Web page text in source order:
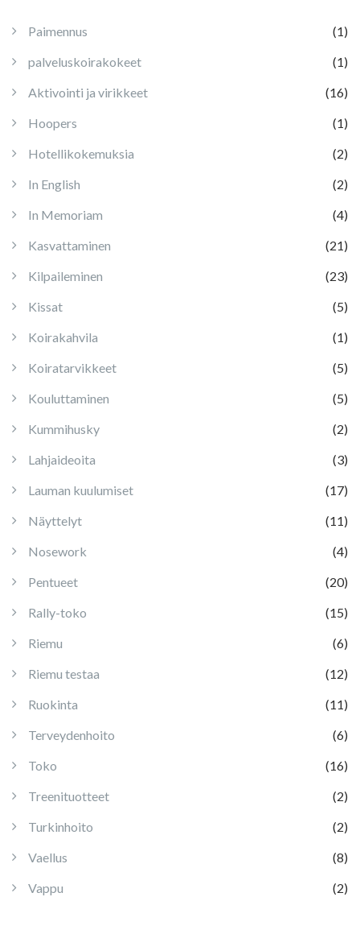
Paimennus
(1)
palveluskoirakokeet
(1)
Aktivointi ja virikkeet
(16)
Hoopers
(1)
Hotellikokemuksia
(2)
In English
(2)
In Memoriam
(4)
Kasvattaminen
(21)
Kilpaileminen
(23)
Kissat
(5)
Koirakahvila
(1)
Koiratarvikkeet
(5)
Kouluttaminen
(5)
Kummihusky
(2)
Lahjaideoita
(3)
Lauman kuulumiset
(17)
Näyttelyt
(11)
Nosework
(4)
Pentueet
(20)
Rally-toko
(15)
Riemu
(6)
Riemu testaa
(12)
Ruokinta
(11)
Terveydenhoito
(6)
Toko
(16)
Treenituotteet
(2)
Turkinhoito
(2)
Vaellus
(8)
Vappu
(2)